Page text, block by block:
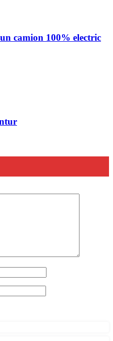
camion 100% electric